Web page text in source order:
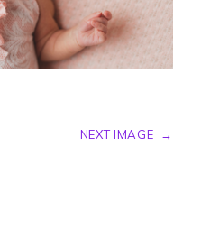
NEXT IMAGE
→